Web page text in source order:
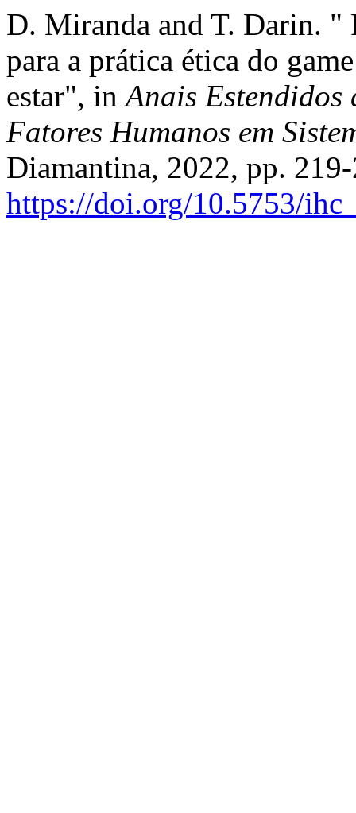
D. Miranda and T. Darin. "
para a prática ética do
estar", inAnais
Fatores Humanos em
Diamantina, 2022, pp.
https://doi.org/10.5753/